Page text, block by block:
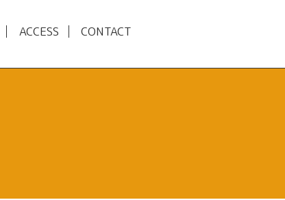
ACCESS CONTACT